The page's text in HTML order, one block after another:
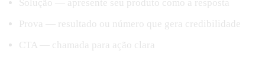
Solução — apresente seu produto como a resposta
Prova — resultado ou número que gera credibilidade
CTA — chamada para ação clara